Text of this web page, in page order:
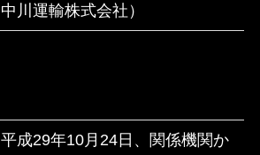
中川運輸株式会社）
平成29年10月24日、関係機関か